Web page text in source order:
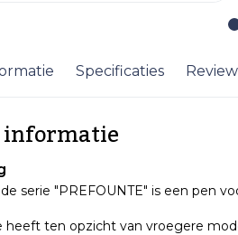
Specificaties
serie "PREFOUNTE" is een pen
heeft ten opzicht van vroegere